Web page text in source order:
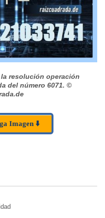
resolución operación
del número 6071. ©
Imagen ⬇️